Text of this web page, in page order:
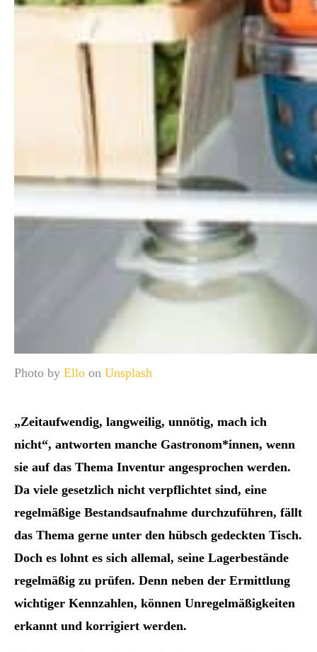
Photo by Ello on Unsplash
„Zeitaufwendig, langweilig, unnötig, mach ich
nicht“, antworten manche Gastronom*innen, wenn
sie auf das Thema Inventur angesprochen werden.
Da viele gesetzlich nicht verpflichtet sind, eine
regelmäßige Bestandsaufnahme durchzuführen, fällt
das Thema gerne unter den hübsch gedeckten Tisch.
Doch es lohnt es sich allemal, seine Lagerbestände
regelmäßig zu prüfen. Denn neben der Ermittlung
wichtiger Kennzahlen, können Unregelmäßigkeiten
erkannt und korrigiert werden.